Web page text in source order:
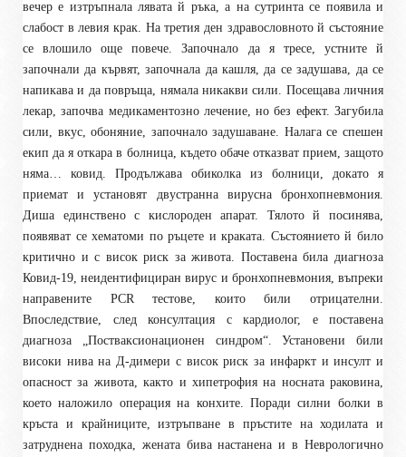
вечер е изтръпнала лявата й ръка, а на сутринта се появила и
слабост в левия крак. На третия ден здравословното й състояние
се влошило още повече. Започнало да я тресе, устните й
започнали да кървят, започнала да кашля, да се задушава, да се
напикава и да повръща, нямала никакви сили. Посещава личния
лекар, започва медикаментозно лечение, но без ефект. Загубила
сили, вкус, обоняние, започнало задушаване. Налага се спешен
екип да я откара в болница, където обаче отказват прием, защото
няма… ковид. Продължава обиколка из болници, докато я
приемат и установят двустранна вирусна бронхопневмония.
Диша единствено с кислороден апарат. Тялото й посинява,
появяват се хематоми по ръцете и краката. Състоянието й било
критично и с висок риск за живота. Поставена била диагноза
Ковид-19, неидентифициран вирус и бронхопневмония, въпреки
направените PСR тестове, които били отрицателни.
Впоследствие, след консултация с кардиолог, е поставена
диагноза „Постваксионационен синдром“. Установени били
високи нива на Д-димери с висок риск за инфаркт и инсулт и
опасност за живота, както и хипетрофия на носната раковина,
което наложило операция на конхите. Поради силни болки в
кръста и крайниците, изтръпване в пръстите на ходилата и
затруднена походка, жената бива настанена и в Неврологично